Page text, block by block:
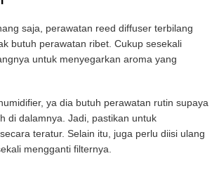
saja, perawatan reed diffuser terbilang
butuh perawatan ribet. Cukup sesekali
untuk menyegarkan aroma yang
ya dia butuh perawatan rutin supaya
di dalamnya. Jadi, pastikan untuk
teratur. Selain itu, juga perlu diisi ulang
mengganti filternya.